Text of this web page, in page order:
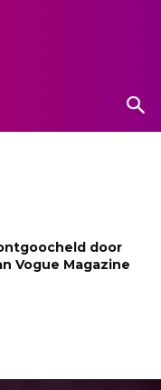
door
Vogue Magazine